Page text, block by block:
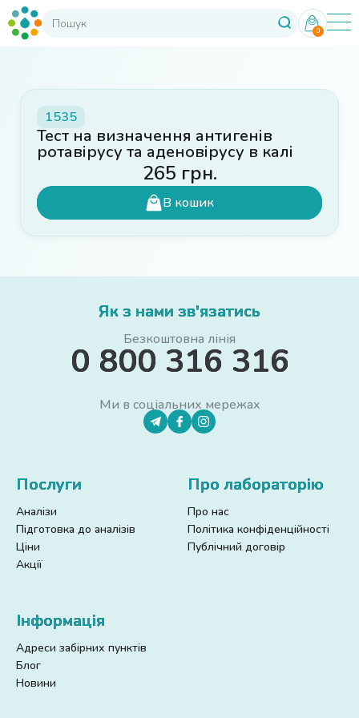
0
1535
Тест на визначення антигенів
ротавірусу та аденовірусу в калі
265 грн.
В кошик
Як з нами зв'язатись
Безкоштовна лінія
0 800 316 316
Ми в соціальних мережах
Послуги
Аналізи
Підготовка до аналізів
Ціни
Акції
Про лабораторію
Про нас
Політика конфіденційності
Публічний договір
Інформація
Адреси забірних пунктів
Блог
Новини